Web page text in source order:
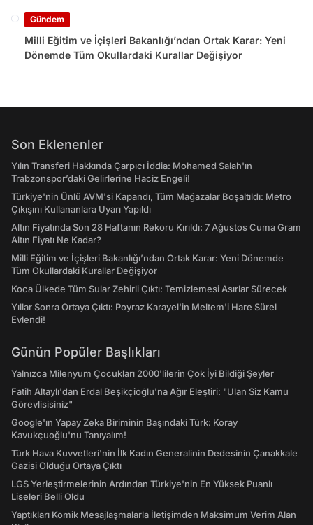
Gündem
Milli Eğitim ve İçişleri Bakanlığı’ndan Ortak Karar: Yeni
Dönemde Tüm Okullardaki Kurallar Değişiyor
Son Eklenenler
Yılın Transferi Hakkında Çarpıcı İddia: Mohamed Salah'ın
Trabzonspor’daki Gelirlerine Haciz Engeli!
Türkiye'nin Ünlü AVM'si Kapandı, Tüm Mağazalar Boşaltıldı: Metro
Çıkışını Kullananlara Uyarı Yapıldı
Altın Fiyatında Son 28 Haftanın Rekoru Kırıldı: 7 Ağustos Cuma Gram
Altın Fiyatı Ne Kadar?
Milli Eğitim ve İçişleri Bakanlığı’ndan Ortak Karar: Yeni Dönemde
Tüm Okullardaki Kurallar Değişiyor
Koca Ülkede Tüm Sular Zehirli Çıktı: Temizlemesi Asırlar Sürecek
Yıllar Sonra Ortaya Çıktı: Poyraz Karayel'in Meltem'i Hare Sürel
Evlendi!
Günün Popüler Başlıkları
Yalnızca Milenyum Çocukları 2000'lilerin Çok İyi Bildiği Şeyler
Fatih Altaylı'dan Erdal Beşikçioğlu'na Ağır Eleştiri: "Ulan Siz Kamu
Görevlisisiniz"
Google'ın Yapay Zeka Biriminin Başındaki Türk: Koray
Kavukçuoğlu'nu Tanıyalım!
Türk Hava Kuvvetleri'nin İlk Kadın Generalinin Dedesinin Çanakkale
Gazisi Olduğu Ortaya Çıktı
LGS Yerleştirmelerinin Ardından Türkiye'nin En Yüksek Puanlı
Liseleri Belli Oldu
Yaptıkları Komik Mesajlaşmalarla İletişimden Maksimum Verim Alan